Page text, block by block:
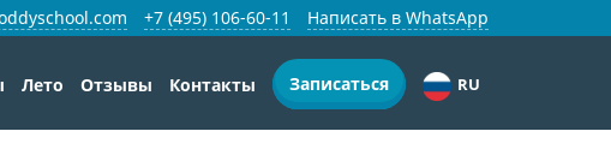
Написать в WhatsApp
+7 (495) 106-60-11
Лето Отзывы Контакты Записаться RU